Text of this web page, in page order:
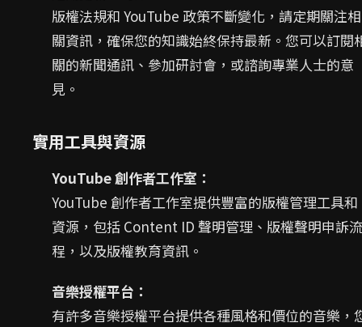
版權法規和 YouTube 政策不斷變化，請定期關注相
關資訊，確保您的知識始終保持最新。您可以訂閱
關的新聞通訊、參加研討會，或諮詢專業人士的意
見。
實用工具與資源
YouTube 創作者工作室：
YouTube 創作者工作室提供豐富的版權管理工具和
資源，包括 Content ID 聲明管理、版權聲明申訴流
程，以及版權教育資訊。
音樂授權平台：
有許多音樂授權平台提供各種風格和價位的音樂，